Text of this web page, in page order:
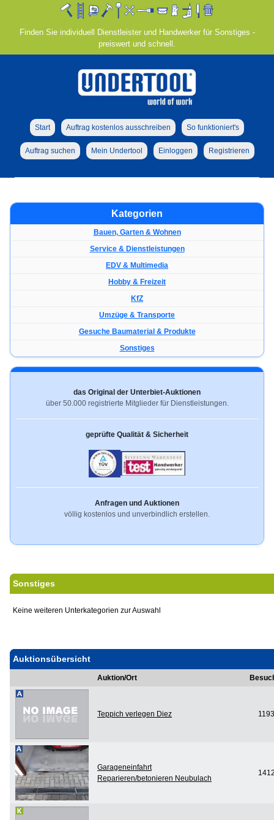
Finden Sie individuell Dienstleister und Handwerker für Sonstiges -
preiswert und schnell.
Start Auftrag kostenlos ausschreiben So funktioniert's
Auftrag suchen Mein Undertool Einloggen Registrieren
Kategorien
Bauen, Garten & Wohnen
Service & Dienstleistungen
EDV & Multimedia
Hobby & Freizeit
KfZ
Umzüge & Transporte
Gesuche Baumaterial & Produkte
Sonstiges
das Original der Unterbiet-Auktionen
über 50.000 registrierte Mitglieder für Dienstleistungen.
geprüfte Qualität & Sicherheit
Anfragen und Auktionen
völlig kostenlos und unverbindlich erstellen.
Sonstiges
Keine weiteren Unterkategorien zur Auswahl
Auktionsübersicht
Auktion/Ort
Teppich verlegen Diez 1193
Garageneinfahrt
Reparieren/betonieren Neubulach